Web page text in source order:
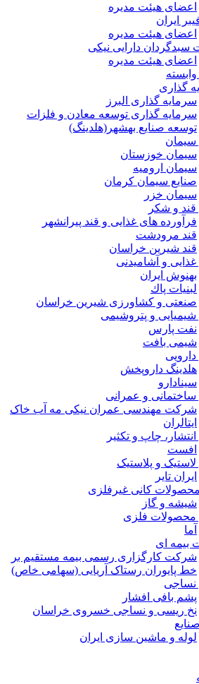
اعضای هیئت مدیره
ایران
اعضای هیئت مدیره
دارایی نیکی
اعضای هیئت مدیره
گذاری
سرمایه گذاری البرز
سرمایه گذاری توسعه معادن و فلزات
توسعه‌ صنایع‌ بهشهر(هلدینگ)
سیمان
سیمان خوزستان
سیمان ارومیه
صنایع سیمان کرمان
سیمان خزر
قند و شکر
فرآورده های غذایی و قند پیرانشهر
قند مرودشت
قند شیرین خراسان
غذايی و آشاميدنی
بهنوش ایران
لبنيات پاك
صنعتی و کشاورزی شیرین خراسان
شیمیایی و پتروشیمی
نفت پارس
شیمی بافت
دارویی
هلدینگ داروپخش
سینادارو
ساختمانی و عمرانی
شرکت مهندسی عمران نیکی مه آب خاک
ایتالران
چاپ و تکثير
افست
لاستیک و پلاستیک
ایران تایر
كانی غيرفلزی
شیشه و گاز
محصولات فلزی
آما
بیمه ای
شرکت کارگزاری رسمی بیمه مستقیم بر
خط پایوران رستاک آریایی (سهامی خاص)
نساجی
پشم بافی افشار
نخ ریسی و نساجی خسروی خراسان
لوله و ماشین سازی ایران